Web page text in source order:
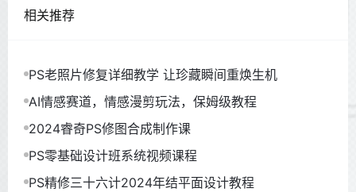
相关推荐
PS老照片修复详细教学 让珍藏瞬间重焕生机
AI情感赛道，情感漫剪玩法，保姆级教程
2024睿奇PS修图合成制作课
PS零基础设计班系统视频课程
PS精修三十六计2024年结平面设计教程